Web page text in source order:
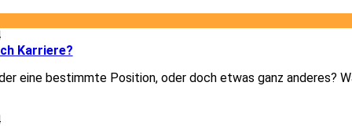
Karriere?
eine bestimmte Position, oder doch etwas ganz anderes?